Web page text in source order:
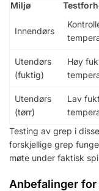
Miljø
Innendørs
Utendørs
(fuktig)
Høy
Utendørs
(tørr)
Lav
Testing av grep i
forskjellige grep
møte under faktisk
Anbefalinger